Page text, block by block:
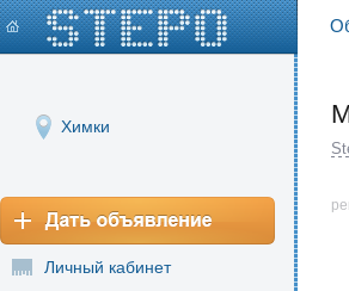
Химки
Личный кабинет